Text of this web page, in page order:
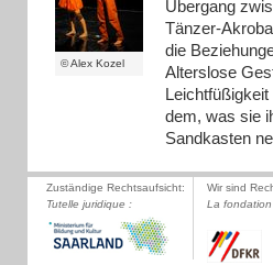
© Alex Kozel
Übergang
Tänzer-
die
Alterslose
dem, was sie
Sandkasten
Zuständige Rechtsaufsicht:
Tutelle juridique :
Wir sind
La